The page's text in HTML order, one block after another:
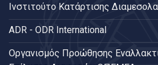
Ινστιτούτο Κατάρτισης
ADR - ODR International
Oργανισμός Προώθησης